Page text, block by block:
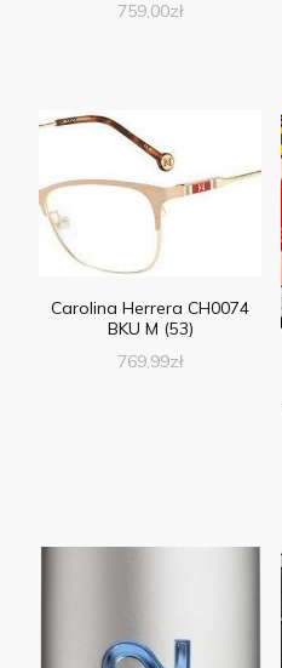
759,00zł
Carolina Herrera CH0074
BKU M (53)
769,99zł